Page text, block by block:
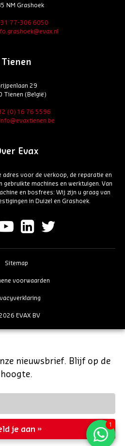
NM Grashoek
77-306 6050
Tienen
29
Tienen (België)
(0) 16 76 5596
Evax
adres voor de verkoop, de reparatie en
gebruikte machines en werktuigen. Van
en bosfrees: Wij zijn u graag van
in Duizel en Grashoek.
EVAX BV
Sitemap
voorwaarden
nieuwsbrief. Blijf op de
hoogte.
je aan